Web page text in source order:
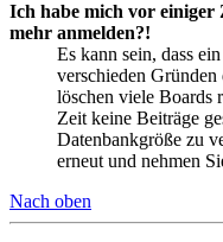
Ich habe mich vor
mehr anmelden?!
Es kann sein, dass
verschieden
löschen viele Boards
Zeit keine Beiträge
Datenbankgröße zu
erneut und nehmen
Nach oben